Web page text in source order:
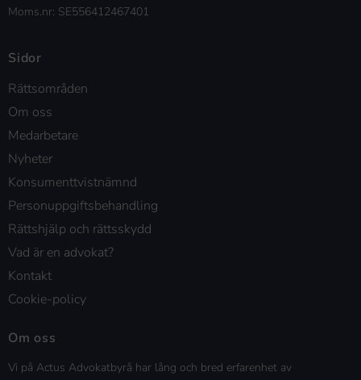
Moms.nr: SE556412467401
Sidor
Rättsområden
Om oss
Medarbetare
Nyheter
Konsumenttvistnämnd
Personuppgiftsbehandling
Rättshjälp och rättsskydd
Vad är en advokat?
Kontakt
Cookie-policy
Om oss
Vi på Actus Advokatbyrå har lång och bred erfarenhet av